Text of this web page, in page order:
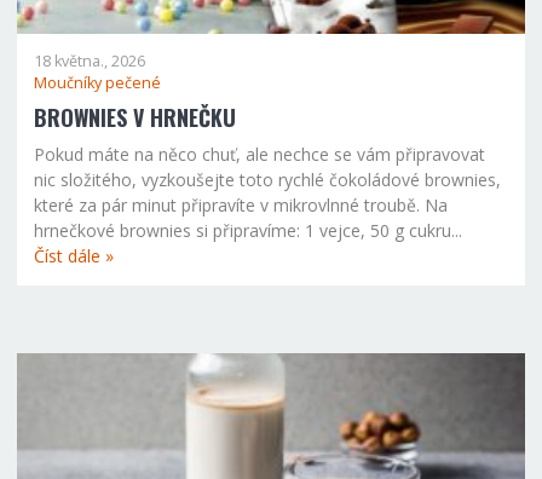
18 května., 2026
Moučníky pečené
BROWNIES V HRNEČKU
Pokud máte na něco chuť, ale nechce se vám připravovat
nic složitého, vyzkoušejte toto rychlé čokoládové brownies,
které za pár minut připravíte v mikrovlnné troubě. Na
hrnečkové brownies si připravíme: 1 vejce, 50 g cukru...
Číst dále »